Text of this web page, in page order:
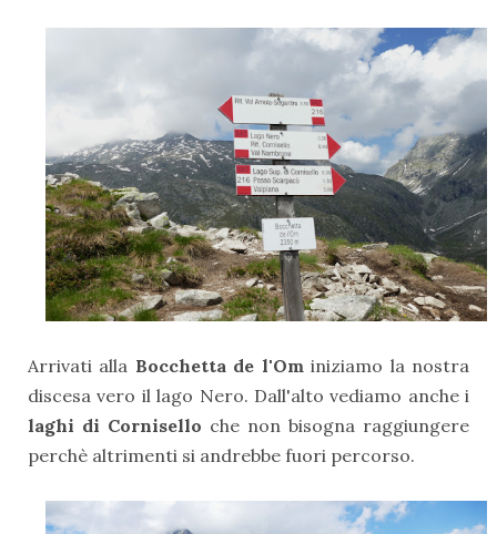
Arrivati alla Bocchetta de l'Om iniziamo la nostra
discesa vero il lago Nero. Dall'alto vediamo anche i
laghi di Cornisello che non bisogna raggiungere
perchè altrimenti si andrebbe fuori percorso.